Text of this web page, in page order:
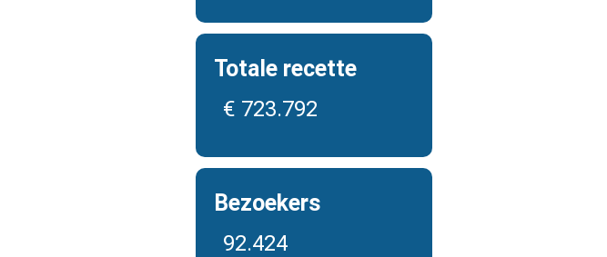
Totale recette
€ 723.792
Bezoekers
92.424